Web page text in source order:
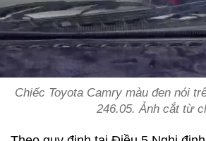
Chiếc Toyota Camry màu đen nói
246.05. Ảnh cắt từ